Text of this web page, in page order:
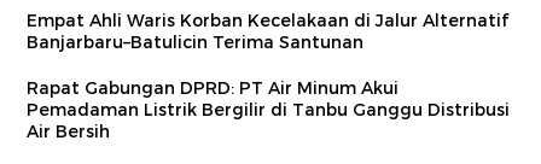
Empat Ahli Waris Korban Kecelakaan di Jalur Alternatif
Banjarbaru–Batulicin Terima Santunan
Rapat Gabungan DPRD: PT Air Minum Akui
Pemadaman Listrik Bergilir di Tanbu Ganggu Distribusi
Air Bersih